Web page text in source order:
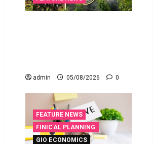
admin 05/08/2026 0
FEATURE NEWS
FINICAL PLANNING
GIO ECONOMICS